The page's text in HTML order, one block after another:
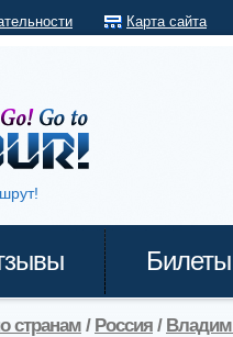
Карта сайта
Билеты
странам / Россия /